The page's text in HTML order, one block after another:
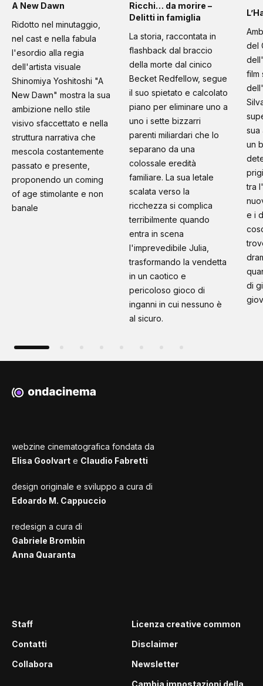
A New Dawn
Ridotto nel minutaggio,
nel cast e nella fabula
l'esordio alla regia
dell'artista visuale
Shinomiya Yoshitoshi "A
New Dawn" mostra la sua
ambizione nello stile
visivo sfaccettato e nella
struttura narrativa che
mescola costantemente
passato e presente,
proponendo un coming
of age stimolante e non
banale
Ricchi… da morire –
Delitti in famiglia
La storia, raccontata in
flashback dal braccio
della morte dal cinico
Becket Redfellow, segue
il suo spietato e calcolato
piano per eliminare uno a
uno i sette bizzarri
parenti miliardari che lo
separano da una
colossale eredità
familiare. La sua letale
scalata verso la
ricchezza si complica
terribilmente quando
entra in scena
l'imprevedibile Julia,
trasformando la vendetta
in un caotico e
pericoloso gioco di
inganni in cui nessuno è
al sicuro.
del
film
sua
un
tra
e i
di
webzine cinematografica fondata da
Elisa Goolvart e Claudio Fabretti
design originale e sviluppo a cura di
Edoardo M. Cappuccio
redesign a cura di
Gabriele Brombin
Anna Quaranta
Staff
Contatti
Collabora
Licenza creative common
Disclaimer
Newsletter